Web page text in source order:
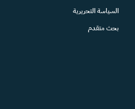
السياسة التحريرية
بحث متقدم